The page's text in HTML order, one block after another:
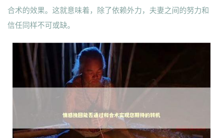
合术的效果。这就意味着，除了依赖外力，夫妻之间的努力和
信任同样不可或缺。